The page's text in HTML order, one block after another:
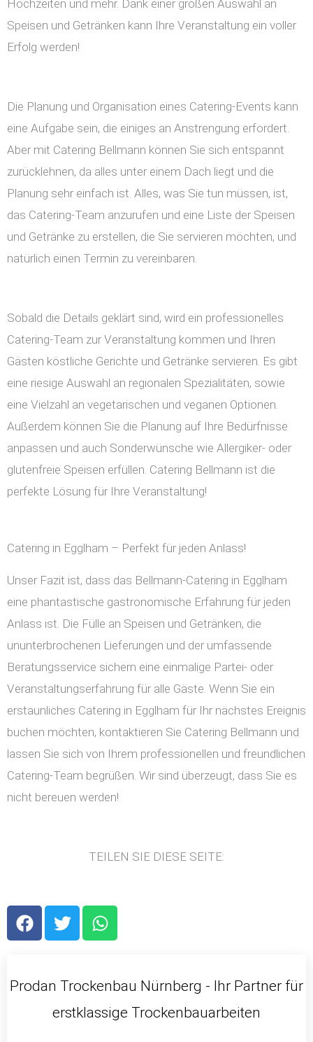
Hochzeiten und mehr. Dank einer großen Auswahl an
Speisen und Getränken kann Ihre Veranstaltung ein voller
Erfolg werden!
Die Planung und Organisation eines Catering-Events kann
eine Aufgabe sein, die einiges an Anstrengung erfordert.
Aber mit Catering Bellmann können Sie sich entspannt
zurücklehnen, da alles unter einem Dach liegt und die
Planung sehr einfach ist. Alles, was Sie tun müssen, ist,
das Catering-Team anzurufen und eine Liste der Speisen
und Getränke zu erstellen, die Sie servieren möchten, und
natürlich einen Termin zu vereinbaren.
Sobald die Details geklärt sind, wird ein professionelles
Catering-Team zur Veranstaltung kommen und Ihren
Gästen köstliche Gerichte und Getränke servieren. Es gibt
eine riesige Auswahl an regionalen Spezialitäten, sowie
eine Vielzahl an vegetarischen und veganen Optionen.
Außerdem können Sie die Planung auf Ihre Bedürfnisse
anpassen und auch Sonderwünsche wie Allergiker- oder
glutenfreie Speisen erfüllen. Catering Bellmann ist die
perfekte Lösung für Ihre Veranstaltung!
Catering in Egglham – Perfekt für jeden Anlass!
Unser Fazit ist, dass das Bellmann-Catering in Egglham
eine phantastische gastronomische Erfahrung für jeden
Anlass ist. Die Fülle an Speisen und Getränken, die
ununterbrochenen Lieferungen und der umfassende
Beratungsservice sichern eine einmalige Partei- oder
Veranstaltungserfahrung für alle Gäste. Wenn Sie ein
erstaunliches Catering in Egglham für Ihr nächstes Ereignis
buchen möchten, kontaktieren Sie Catering Bellmann und
lassen Sie sich von Ihrem professionellen und freundlichen
Catering-Team begrüßen. Wir sind überzeugt, dass Sie es
nicht bereuen werden!
TEILEN SIE DIESE SEITE:
F
a
b
T
w
t
r
W
h
s
p
Prodan Trockenbau Nürnberg - Ihr Partner für
erstklassige Trockenbauarbeiten